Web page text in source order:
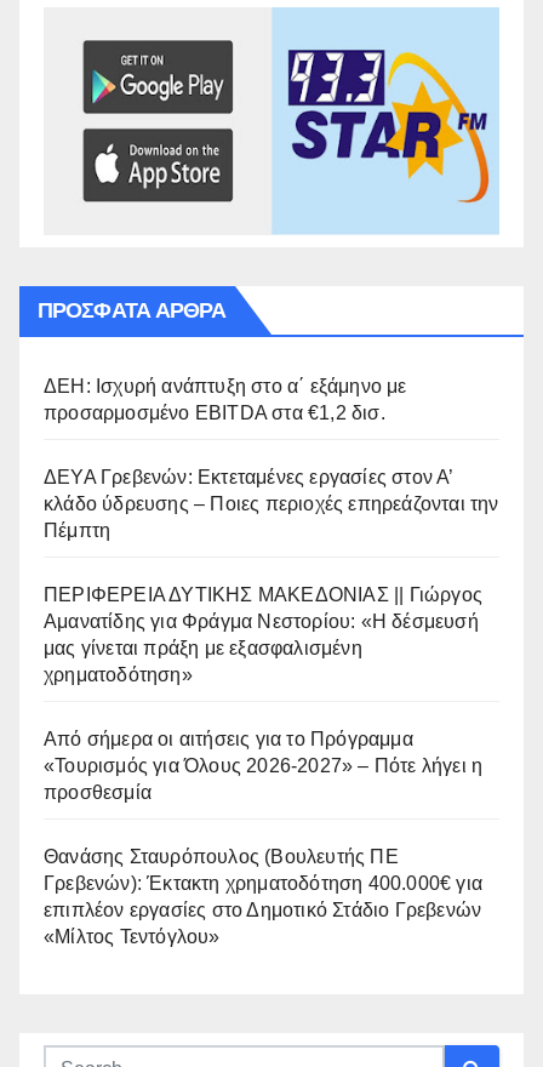
ΠΡΌΣΦΑΤΑ ΆΡΘΡΑ
ΔΕΗ: Ισχυρή ανάπτυξη στο α΄ εξάμηνο με
προσαρμοσμένο EBITDA στα €1,2 δισ.
ΔΕΥΑ Γρεβενών: Εκτεταμένες εργασίες στον Α’
κλάδο ύδρευσης – Ποιες περιοχές επηρεάζονται την
Πέμπτη
ΠΕΡΙΦΕΡΕΙΑ ΔΥΤΙΚΗΣ ΜΑΚΕΔΟΝΙΑΣ || Γιώργος
Αμανατίδης για Φράγμα Νεστορίου: «Η δέσμευσή
μας γίνεται πράξη με εξασφαλισμένη
χρηματοδότηση»
Από σήμερα οι αιτήσεις για το Πρόγραμμα
«Τουρισμός για Όλους 2026-2027» – Πότε λήγει η
προσθεσμία
Θανάσης Σταυρόπουλος (Βουλευτής ΠΕ
Γρεβενών): Έκτακτη χρηματοδότηση 400.000€ για
επιπλέον εργασίες στο Δημοτικό Στάδιο Γρεβενών
«Μίλτος Τεντόγλου»